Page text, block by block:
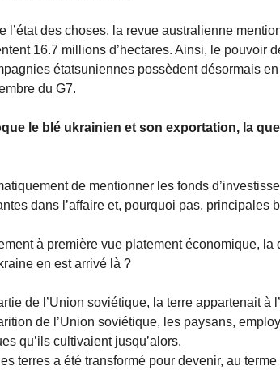
l’état des choses, la revue australienne
16.7 millions d’hectares. Ainsi, le pouvoir
étatsuniennes possèdent désormais
du G7.
le blé ukrainien et son exportation, la
de mentionner les fonds
dans l’affaire et, pourquoi pas, principales
à première vue platement économique,
en est arrivé là ?
de l’Union soviétique, la terre appartenait à
de l’Union soviétique, les paysans,
qu’ils cultivaient jusqu’alors.
terres a été transformé pour devenir, au